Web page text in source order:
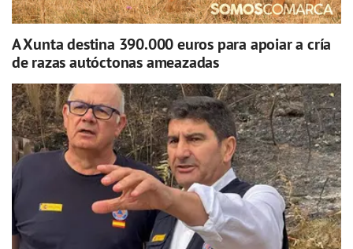
A Xunta destina 390.000 euros para apoiar a cría
de razas autóctonas ameazadas